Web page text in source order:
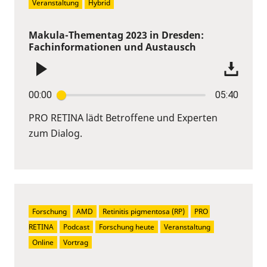
Makula-Thementag 2023 in Dresden:
Fachinformationen und Austausch
00:00 05:40
PRO RETINA lädt Betroffene und Experten
zum Dialog.
Veranstaltung Hybrid
Forschung AMD Retinitis pigmentosa (RP)
PRO
RETINA
Podcast Forschung heute
Veranstaltung
Online
Vortrag